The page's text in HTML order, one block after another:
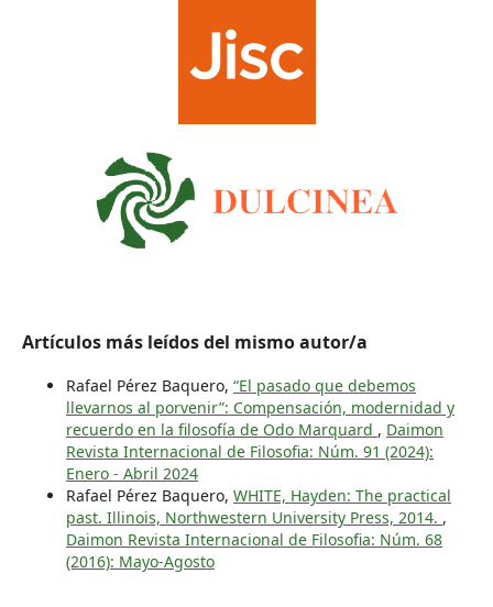
Artículos más leídos del mismo autor/a
Rafael Pérez Baquero, “El pasado que debemos
llevarnos al porvenir”: Compensación, modernidad y
recuerdo en la filosofía de Odo Marquard , Daimon
Revista Internacional de Filosofia: Núm. 91 (2024):
Enero - Abril 2024
Rafael Pérez Baquero, WHITE, Hayden: The practical
past. Illinois, Northwestern University Press, 2014. ,
Daimon Revista Internacional de Filosofia: Núm. 68
(2016): Mayo-Agosto